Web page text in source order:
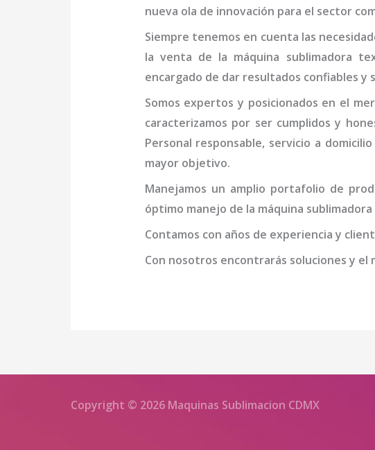
nueva ola de innovación para el sector
Siempre tenemos en cuenta las
la venta de la máquina sublimadora
encargado de dar resultados confiables
Somos expertos y posicionados en el
caracterizamos por ser cumplidos y
Personal responsable, servicio a
mayor objetivo.
Manejamos un amplio portafolio de
óptimo manejo de la máquina
Contamos con años de experiencia y
Con nosotros encontrarás soluciones y
Copyright © 2026 Maquinas Sublimacion CDMX